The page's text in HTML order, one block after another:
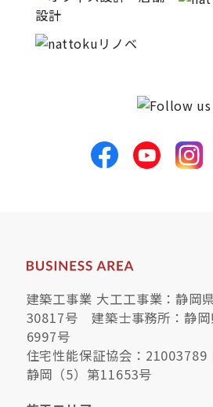
建築工事業 大工工事業：静岡
30817号 建築士事務所：静岡
6997号
住宅性能保証協会：
静岡（5）第11653号